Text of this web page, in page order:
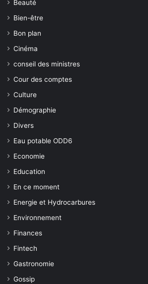
Beauté
Bien-être
Bon plan
Cinéma
conseil des ministres
Cour des comptes
Culture
Démographie
Divers
Eau potable ODD6
Economie
Education
En ce moment
Energie et Hydrocarbures
Environnement
Finances
Fintech
Gastronomie
Gossip